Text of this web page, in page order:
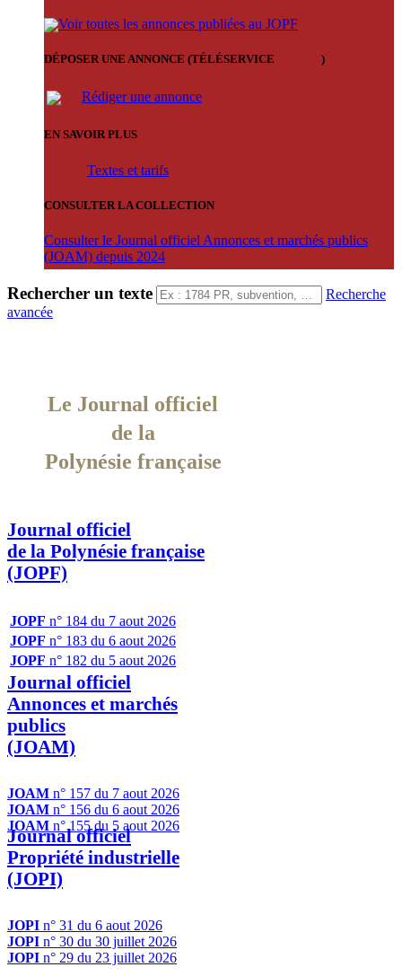
Voir toutes les annonces publiées au JOPF
DÉPOSER UNE ANNONCE (TÉLÉSERVICE )
Rédiger une annonce
EN SAVOIR PLUS
Textes et tarifs
CONSULTER LA COLLECTION
Consulter le Journal officiel Annonces et marchés publics
(JOAM) depuis 2024
Rechercher un texte
Recherche
avancée
Le Journal officiel
de la
Polynésie française
Journal officiel
de la Polynésie française
(JOPF)
JOPF n° 184 du 7 aout 2026
JOPF n° 183 du 6 aout 2026
JOPF n° 182 du 5 aout 2026
Journal officiel
Annonces et marchés
publics
(JOAM)
JOAM n° 157 du 7 aout 2026
JOAM n° 156 du 6 aout 2026
JOAM n° 155 du 5 aout 2026
Journal officiel
Propriété industrielle
(JOPI)
JOPI n° 31 du 6 aout 2026
JOPI n° 30 du 30 juillet 2026
JOPI n° 29 du 23 juillet 2026